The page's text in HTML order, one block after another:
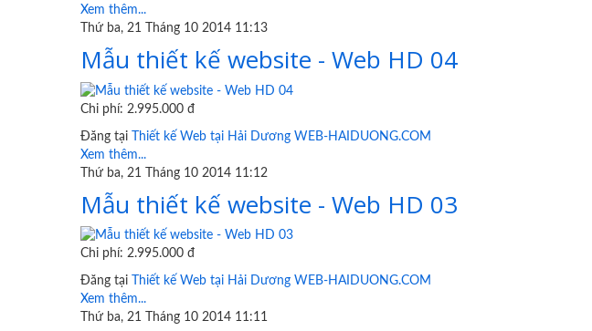
Xem thêm...
Thứ ba, 21 Tháng 10 2014 11:13
Mẫu thiết kế website - Web HD 04
Chi phí: 2.995.000 đ
Đăng tại
Thiết kế Web tại Hải Dương WEB-HAIDUONG.COM
Xem thêm...
Thứ ba, 21 Tháng 10 2014 11:12
Mẫu thiết kế website - Web HD 03
Chi phí: 2.995.000 đ
Đăng tại
Thiết kế Web tại Hải Dương WEB-HAIDUONG.COM
Xem thêm...
Thứ ba, 21 Tháng 10 2014 11:11